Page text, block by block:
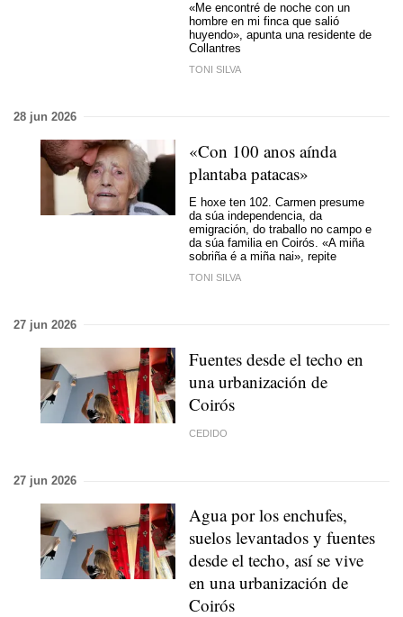
«Me encontré de noche con un
hombre en mi finca que salió
huyendo», apunta una residente de
Collantres
TONI SILVA
28 jun 2026
«Con 100 anos aínda
plantaba patacas»
E hoxe ten 102. Carmen presume
da súa independencia, da
emigración, do traballo no campo e
da súa familia en Coirós. «A miña
sobriña é a miña nai», repite
TONI SILVA
27 jun 2026
Fuentes desde el techo en
una urbanización de
Coirós
CEDIDO
27 jun 2026
Agua por los enchufes,
suelos levantados y fuentes
desde el techo, así se vive
en una urbanización de
Coirós